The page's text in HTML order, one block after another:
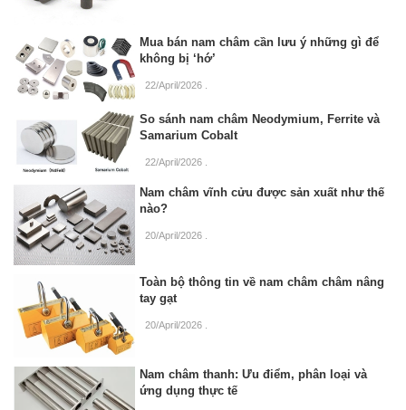
Mua bán nam châm cần lưu ý những gì để
không bị ‘hớ’
22/April/2026
So sánh nam châm Neodymium, Ferrite và
Samarium Cobalt
22/April/2026
Nam châm vĩnh cửu được sản xuất như thế
nào?
20/April/2026
Toàn bộ thông tin về nam châm châm nâng
tay gạt
20/April/2026
Nam châm thanh: Ưu điểm, phân loại và
ứng dụng thực tế